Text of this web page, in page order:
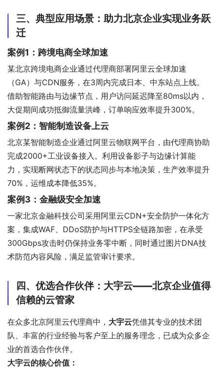
三、典型应用场景：助力北京企业实现业务跃
迁
案例1：跨境电商全球加速
某北京跨境电商企业通过代理商部署阿里云全球加速
（GA）与CDN服务，在3周内完成日本、中东站点上线。
借助智能路由与边缘节点，用户访问延迟降至80ms以内，
大促期间成功抵御流量洪峰，订单响应效率提升300%。
案例2：智能制造设备上云
北京某智能制造企业通过阿里云物联网平台，由代理商协助
完成2000+工业设备接入。利用设备影子与边缘计算能
力，实现断网状态下的状态同步与本地决策，生产效率提升
70%，运维成本降低35%。
案例3：金融级安全加速
一家北京金融科技公司采用阿里云CDN+安全防护一体化方
案，集成WAF、DDoS防护与HTTPS全链路加密，在承受
300Gbps攻击时仍保持业务零中断，同时通过图片DNA技
术防范内容风险，满足监管审计要求。
四、优选合作伙伴：大宇云——北京企业值得
信赖的云管家
在众多北京阿里云代理商中， 大宇云凭借其专业的技术团
队、丰富的行业经验与客户至上的服务理念，已成为众多企
业的首选合作伙伴。
大宇云的核心价值：